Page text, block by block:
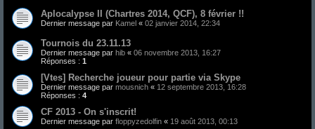
Aplocalypse II (Chartres 2014, QCF), 8 février !!
Dernier message par Kamel « 02 janvier 2014, 22:34
Tournois du 23.11.13
Dernier message par hib « 06 novembre 2013, 16:27
Réponses : 1
[Vtes] Recherche joueur pour partie via Skype
Dernier message par mousnich « 12 septembre 2013, 16:28
Réponses : 4
CF 2013 - On s'inscrit!
Dernier message par floppyzedolfin « 19 août 2013, 00:13